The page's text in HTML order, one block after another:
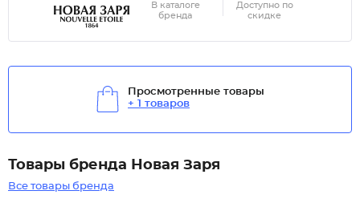
В каталоге
бренда
Доступно по
скидке
Просмотренные товары
+ 1 товаров
Товары бренда Новая Заря
Все товары бренда